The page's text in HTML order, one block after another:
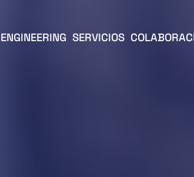
ENGINEERING SERVICIOS